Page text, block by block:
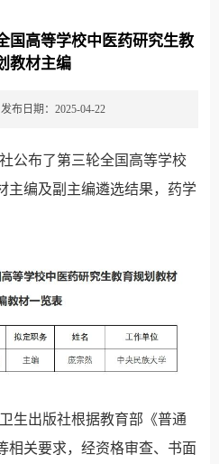
国高等学校中医药研究生教
教材主编
发布日期：2025-04-22
公布了第三轮全国高等学校
主编及副主编遴选结果，药学
生出版社根据教育部《普通
相关要求，经资格审查、书面